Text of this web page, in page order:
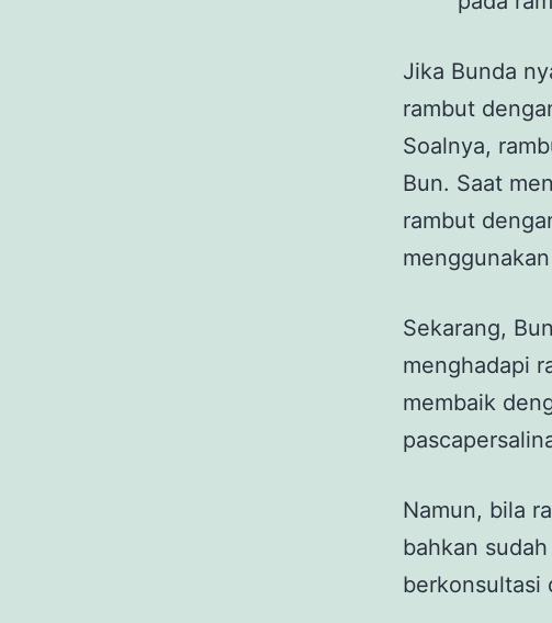
Jika Bunda
rambut
Soalnya,
Bun. Saat
rambut
Sekarang,
menghadapi
membaik
Namun, bila
bahkan
berkonsultasi